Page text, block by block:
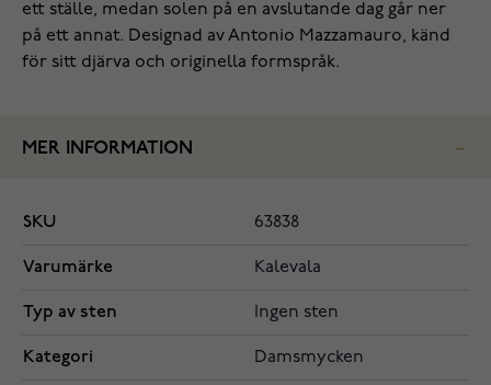
ett ställe, medan solen på en avslutande dag går ner
på ett annat. Designad av Antonio Mazzamauro, känd
för sitt djärva och originella formspråk.
MER INFORMATION
SKU 63838
Varumärke Kalevala
Typ av sten Ingen sten
Kategori Damsmycken